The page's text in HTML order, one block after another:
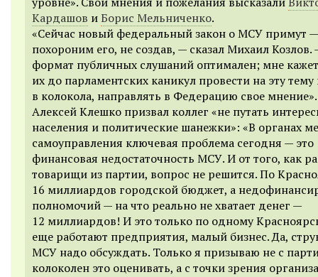
Кардашов иБорис Мельниченко.
«Сейчас новый федеральный закон о МСУ примут
похороним его, не создав, — сказал Михаил Козлов.
формат публичных слушаний оптимален; мне
их до парламентских каникул провести на эту тему
в колокола, направлять в Федерацию свое мнение».
Алексей Клешко призвал коллег «не путать
населения и политические шанежки»: «В органах
самоуправления ключевая проблема сегодня — это
финансовая недостаточность МСУ. И от того, как
товарищи из партии, вопрос не решится. По
16 миллиардов городской бюджет, а
полномочий — на что реально не хватает денег —
12 миллиардов! И это только по одному
еще работают предприятия, малый бизнес. Да,
МСУ надо обсуждать. Только я призываю не с
колоколен это оценивать, а с точки зрения